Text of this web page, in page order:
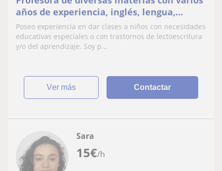
años de experiencia, inglés, lengua,
psicología, matemáticas, etc
Poseo experiencia en dar clases a niños con necesidades
educativas especiales o con trastornos de lectoescritura
y/o del aprendizaje. Soy p...
ver más Contactar
15€/h
Sara